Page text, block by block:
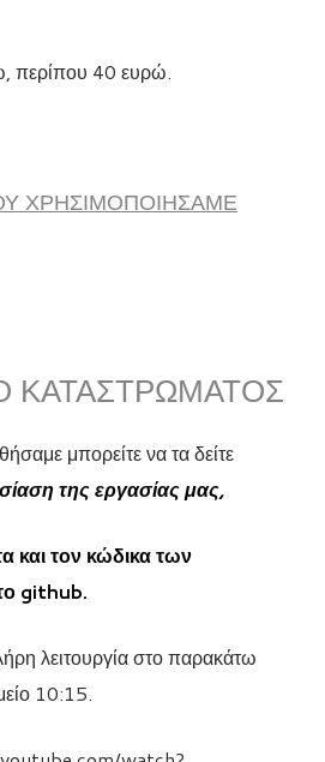
περίπου 40 ευρώ.
ΧΡΗΣΙΜΟΠΟΙΗΣΑΜΕ
ΚΑΤΑΣΤΡΏΜΑΤΟΣ
μπορείτε να τα δείτε
της εργασίας μας,
και τον κώδικα των
github.
λειτουργία στο παρακάτω
10:15.